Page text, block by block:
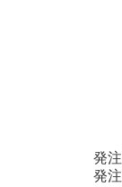
発
発